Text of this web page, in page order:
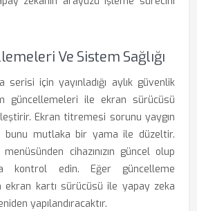
Ve Sistem Sağlığı
serisi için yayınladığı aylık güvenlik
güncellemeleri ile ekran sürücüsü
Ekran titremesi sorunu yaygın
bunu mutlaka bir yama ile düzeltir.
menüsünden cihazınızın güncel olup
kontrol edin. Eğer güncelleme
kartı sürücüsü ile yapay zeka
yapılandıracaktır.